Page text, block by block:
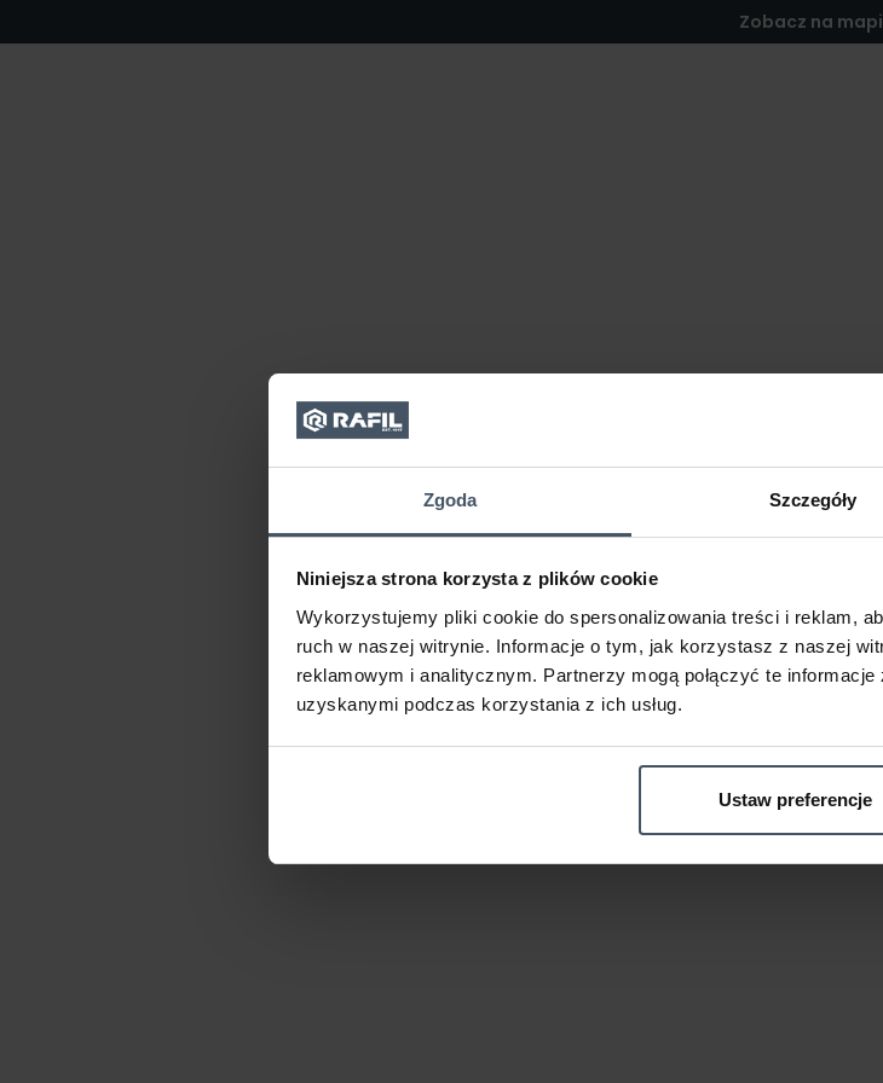
Zgoda Szczegóły
Niniejsza strona korzysta z plików cookie
Wykorzystujemy pliki cookie do spersonalizowania treści i reklam,
ruch w naszej witrynie. Informacje o tym, jak korzystasz z naszej
reklamowym i analitycznym. Partnerzy mogą połączyć te
uzyskanymi podczas korzystania z ich usług.
Ustaw preferencje
Zobacz na